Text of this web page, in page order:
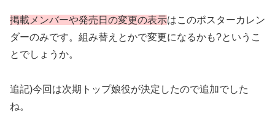
掲載メンバーや発売日の変更の表示はこのポスターカレン
ダーのみです。組み替えとかで変更になるかも?というこ
とでしょうか。
追記)今回は次期トップ娘役が決定したので追加でした
ね。